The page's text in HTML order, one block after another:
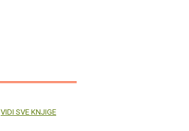
VIDI SVE KNJIGE